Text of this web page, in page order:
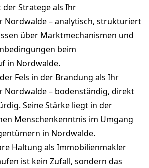
der Stratege als Ihr
Nordwalde – analytisch, strukturiert
über Marktmechanismen und
beim
in Nordwalde.
Fels in der Brandung als Ihr
Nordwalde – bodenständig, direkt
Seine Stärke liegt in der
Menschenkenntnis im Umgang
in Nordwalde.
Haltung als Immobilienmakler
ist kein Zufall, sondern das